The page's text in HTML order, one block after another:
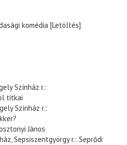
komédia [Letöltés]
Színház r.:
titkai
Színház r.:
János
Sepsiszentgyörgy r.: Seprődi